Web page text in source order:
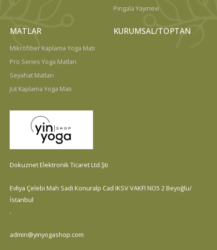
Pingala Yayınevi
MATLAR
Mikrofiber Kaplama Yoga Matı
Pro Series Yoga Matları
Seyahat Matları
Jüt Kaplama Yoga Matı
KURUMSAL/TOPTAN
Dokuznet Elektronik Ticaret Ltd.Şti
Evliya Çelebi Mah Sadi Konuralp Cad IKSV VAKFI NO5 2 Beyoğlu/
İstanbul
.
admin@yinyogashop.com